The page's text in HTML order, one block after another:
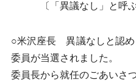
〔「異議なし」と呼ぶ
○米沢座長 異議なしと認め
委員が当選されました。
委員長から就任のごあいさ